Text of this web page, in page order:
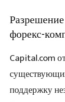
форекс-
Capital.com
поддержку